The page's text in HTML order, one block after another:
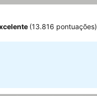
(13.816 pontuações)